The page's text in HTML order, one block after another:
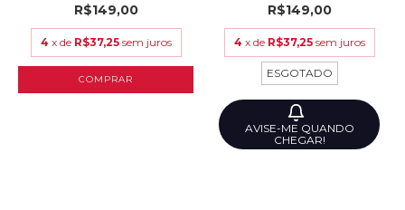
R$149,00
4 x de R$37,25 sem juros
R$149,00
4 x de R$37,25 sem juros
ESGOTADO
AVISE-ME QUANDO
CHEGAR!